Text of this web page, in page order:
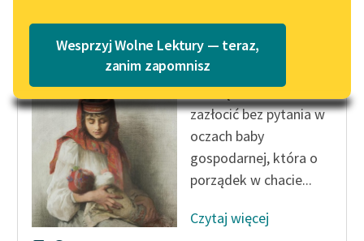
Lektury szkolne i klasyka
literatury do słuchania dla
uczennic i uczniów z
niepełnosprawnościami
E-kolekcja lektur
szkolnych i literatury do
słuchania dla uczennic i
Katalog w formacie PDF
Wesprzyj Wolne Lektury — teraz,
zanim zapomnisz
Majka
Bał się widocznie
zazłocić bez pytania w
oczach baby
gospodarnej, która o
porządek w chacie...
Czytaj więcej